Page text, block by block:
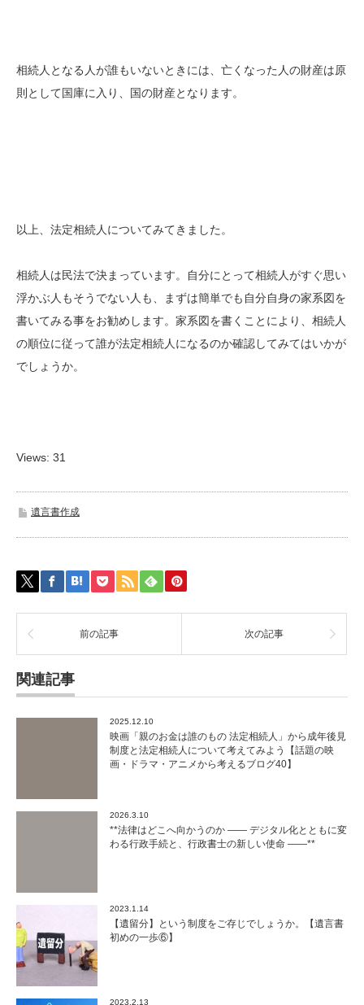
相続人となる人が誰もいないときには、亡くなった人の財産は原
則として国庫に入り、国の財産となります。
以上、法定相続人についてみてきました。
相続人は民法で決まっています。自分にとって相続人がすぐ思い
浮かぶ人もそうでない人も、まずは簡単でも自分自身の家系図を
書いてみる事をお勧めします。家系図を書くことにより、相続人
の順位に従って誰が法定相続人になるのか確認してみてはいかが
でしょうか。
Views: 31
遺言書作成
前の記事 次の記事
関連記事
2025.12.10
映画「親のお金は誰のもの 法定相続人」から成年後見
制度と法定相続人について考えてみよう【話題の映
画・ドラマ・アニメから考えるブログ40】
2026.3.10
**法律はどこへ向かうのか ―― デジタル化とともに変
わる行政手続と、行政書士の新しい使命 ――**
2023.1.14
【遺留分】という制度をご存じでしょうか。【遺言書
初めの一歩⑥】
2023.2.13